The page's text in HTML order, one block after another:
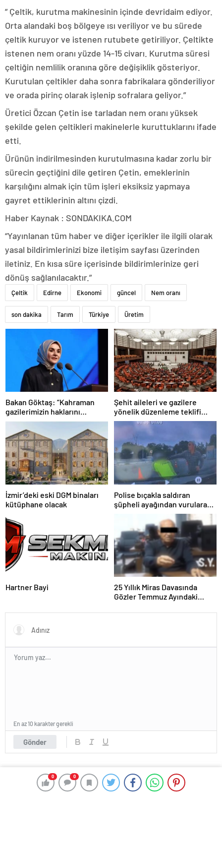
0 0
” Çeltik, kurutma makinesinin içinde devridaim ediyor.
Orta alandaki boş bölgeye ısı veriliyor ve bu sürede
çeltik kuruyor ve istenen rutubete getiriliyor. Çeltikte
istenen nem oranı yüzde 14-15 civarı. Kurutma süresi
çeltiğin nemlilik oranına göre değişiklik gösteriyor.
Kurutulan çeltikler daha sonra fabrikalara gönderiliyor
ve orada pirinç olarak işlenip sofralara geliyor.”
Üretici Özcan Çetin ise tarladan nem oranı yüksek
şekilde gelen çeltikleri makinelerle kuruttuklarını ifade
etti.
Ürünün indirilmesinden kurutulmasına kadar zorlu bir
sürecin geçtiğini dile getiren Çetin, emeklerinin
karşılığını almak için tüm işleri eksiksiz yapmaya
gayret ettiklerinin altını çizdi.
Haber Kaynak : SONDAKIKA.COM
“Yayınlanan tüm haber ve diğer içerikler ile ilgili olarak
yasal bildirimlerinizi bize iletişim sayfası üzerinden
iletiniz. En kısa süre içerisinde bildirimlerinize geri
dönüş sağlanılacaktır.”
Çeltik Edirne Ekonomi güncel Nem oranı
son dakika Tarım Türkiye Üretim
Bakan Göktaş: “Kahraman
gazilerimizin haklarını
güçlendiren yeni bir dönemin
kapılarını aralıyoruz”
Şehit aileleri ve gazilere
yönelik düzenleme teklifi
Meclis’te kabul edildi
İzmir’deki eski DGM binaları
kütüphane olacak
Polise bıçakla saldıran
şüpheli ayağından vurularak
Hartner Bayi
25 Yıllık Miras Davasında
Gözler Temmuz Ayındaki
Gönder
En az 10 karakter gerekli